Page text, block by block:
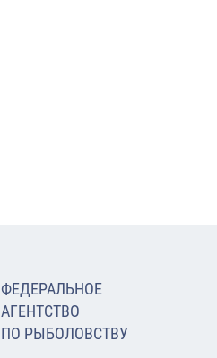
ФЕДЕРАЛЬНОЕ
АГЕНТСТВО
ПО РЫБОЛОВСТВУ